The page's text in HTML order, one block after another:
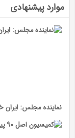
موارد پیشنهادی
نماینده مجلس: